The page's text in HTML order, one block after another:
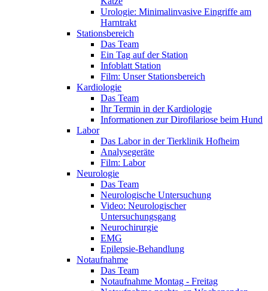
Urologie: Minimalinvasive Eingriffe am
Harntrakt
Stationsbereich
Das Team
Ein Tag auf der Station
Infoblatt Station
Film: Unser Stationsbereich
Kardiologie
Das Team
Ihr Termin in der Kardiologie
Informationen zur Dirofilariose beim Hund
Labor
Das Labor in der Tierklinik Hofheim
Analysegeräte
Film: Labor
Neurologie
Das Team
Neurologische Untersuchung
Video: Neurologischer
Untersuchungsgang
Neurochirurgie
EMG
Epilepsie-Behandlung
Notaufnahme
Das Team
Notaufnahme Montag - Freitag